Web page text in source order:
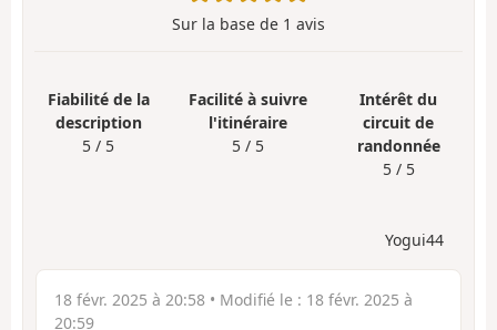
Sur la base de 1 avis
Fiabilité de la
description
5 / 5
Facilité à suivre
l'itinéraire
5 / 5
Intérêt du
circuit de
randonnée
5 / 5
Yogui44
18 févr. 2025 à 20:58 • Modifié le : 18 févr. 2025 à
20:59